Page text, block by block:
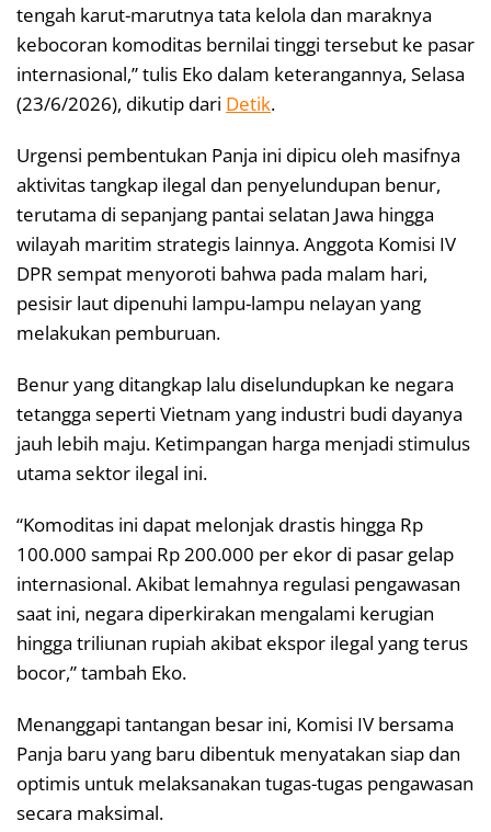
tengah karut-marutnya tata kelola dan maraknya
kebocoran komoditas bernilai tinggi tersebut ke pasar
internasional,” tulis Eko dalam keterangannya, Selasa
(23/6/2026), dikutip dari Detik.
Urgensi pembentukan Panja ini dipicu oleh masifnya
aktivitas tangkap ilegal dan penyelundupan benur,
terutama di sepanjang pantai selatan Jawa hingga
wilayah maritim strategis lainnya. Anggota Komisi IV
DPR sempat menyoroti bahwa pada malam hari,
pesisir laut dipenuhi lampu-lampu nelayan yang
melakukan pemburuan.
Benur yang ditangkap lalu diselundupkan ke negara
tetangga seperti Vietnam yang industri budi dayanya
jauh lebih maju. Ketimpangan harga menjadi stimulus
utama sektor ilegal ini.
“Komoditas ini dapat melonjak drastis hingga Rp
100.000 sampai Rp 200.000 per ekor di pasar gelap
internasional. Akibat lemahnya regulasi pengawasan
saat ini, negara diperkirakan mengalami kerugian
hingga triliunan rupiah akibat ekspor ilegal yang terus
bocor,” tambah Eko.
Menanggapi tantangan besar ini, Komisi IV bersama
Panja baru yang baru dibentuk menyatakan siap dan
optimis untuk melaksanakan tugas-tugas pengawasan
secara maksimal.